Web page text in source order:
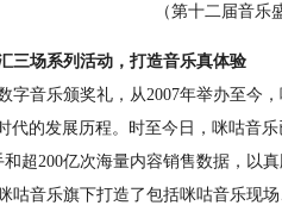
（第十二届音乐盛
三场系列活动，打造音乐真体验
音乐颁奖礼，从2007年举办至今，
代的发展历程。时至今日，咪咕音
超200亿次海量内容销售数据，以
咕音乐旗下打造了包括咪咕音乐现